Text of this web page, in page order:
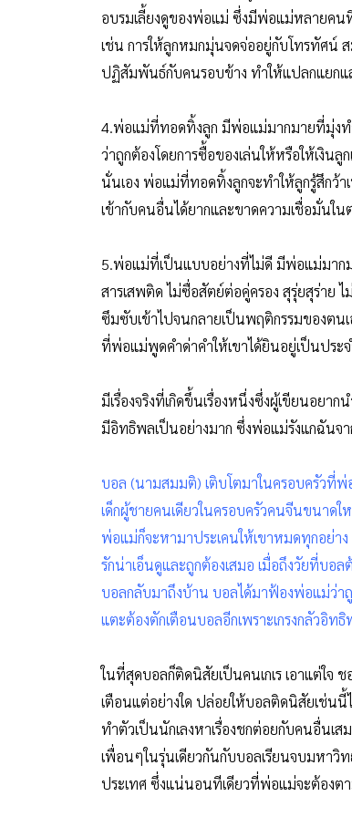
อบรมเลี้ยงดูของพ่อแม่ ซึ่งมีพ่อแม่หลายคน
เช่น การให้ลูกหมกมุ่นจดจ่ออยู่กับโทรทัศน์
ปฏิสัมพันธ์กับคนรอบข้าง ทำให้แปลกแยกแ
4.พ่อแม่ที่ทอดทิ้งลูก มีพ่อแม่มากมายที่มุ่งทำ
ว่าถูกต้องโดยการซื้อของเล่นให้หรือให้เงิ
นั่นเอง พ่อแม่ที่ทอดทิ้งลูกจะทำให้ลูกรู้สึกว้
เข้ากับคนอื่นได้ยากและขาดความเชื่อมั่นใน
5.พ่อแม่ที่เป็นแบบอย่างที่ไม่ดี มีพ่อแม่มาก
สารเสพติด ไม่ซื่อสัตย์ต่อคู่ครอง สุรุ่ยสุร่าย
ซึมซับเข้าไปจนกลายเป็นพฤติกรรมของตน
ที่พ่อแม่พูดคำด่าคำให้เขาได้ยินอยู่เป็นประ
มีเรื่องจริงที่เกิดขึ้นเรื่องหนึ่งซึ่งผู้เขียนอย
มีอิทธิพลเป็นอย่างมาก ซึ่งพ่อแม่รังแกฉันจา
บอล (นามสมมติ) เติบโตมาในครอบครัวที่พ่
เด็กผู้ชายคนเดียวในครอบครัวคนจีนขนาดใ
พ่อแม่ก็จะหามาประเคนให้เขาหมดทุกอย่า
รักน่าเอ็นดูและถูกต้องเสมอ เมื่อถึงวัยที่บอลต้
บอลกลับมาถึงบ้าน บอลได้มาฟ้องพ่อแม่ว่
แตะต้องตักเตือนบอลอีกเพราะเกรงกลัวอิทธิ
ในที่สุดบอลก็ติดนิสัยเป็นคนเกเร เอาแต่ใจ
เตือนแต่อย่างใด ปล่อยให้บอลติดนิสัยเช่นนี้
ทำตัวเป็นนักเลงหาเรื่องชกต่อยกับคนอื่นเ
เพื่อนๆในรุ่นเดียวกันกับบอลเรียนจบมหาวิ
ประเทศ ซึ่งแน่นอนทีเดียวที่พ่อแม่จะต้องตา